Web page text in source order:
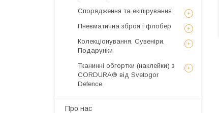
Спорядження та екіпірування
Пневматична зброя і флобер
Колекціонування. Сувеніри.
Подарунки
Тканинні обгортки (наклейки) з
CORDURA® від Svetogor
Defence
Про нас